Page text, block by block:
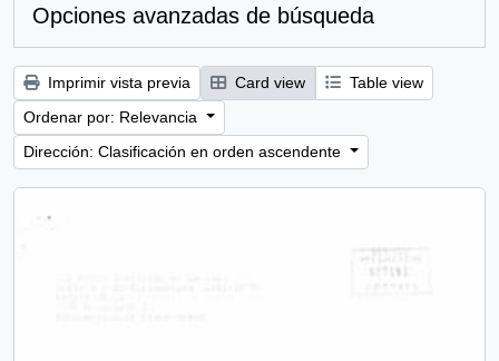
Opciones avanzadas de búsqueda
Imprimir vista previa Card view
Table view
Ordenar por: Relevancia
Dirección: Clasificación en orden ascendente